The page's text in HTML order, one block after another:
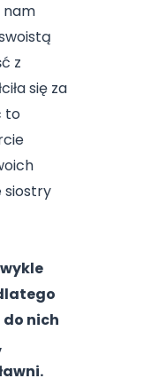
nam
z
się za
to
siostry
do nich